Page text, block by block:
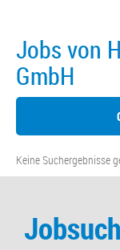
Jobs von
GmbH
Keine Suchergebnisse